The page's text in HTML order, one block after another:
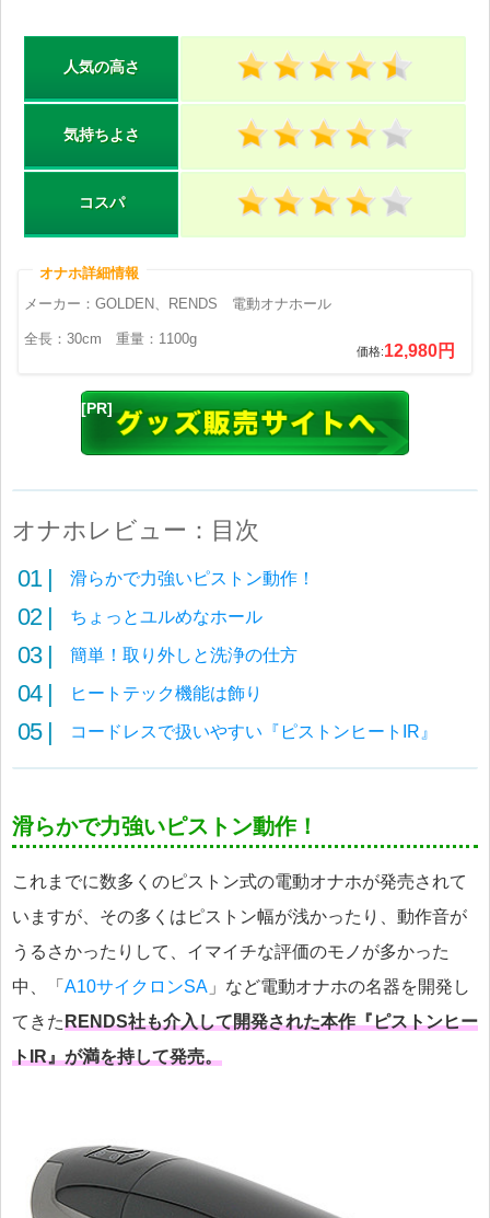
人気の高さ
気持ちよさ
コスパ
メーカー：GOLDEN、RENDS 電動オナホール
全長：30cm 重量：1100g
価格:12,980円
オナホレビュー：目次
滑らかで力強いピストン動作！
ちょっとユルめなホール
簡単！取り外しと洗浄の仕方
ヒートテック機能は飾り
コードレスで扱いやすい『ピストンヒートIR』
滑らかで力強いピストン動作！
これまでに数多くのピストン式の電動オナホが発売されて
いますが、その多くはピストン幅が浅かったり、動作音が
うるさかったりして、イマイチな評価のモノが多かった
中、「 A10サイクロンSA 」など電動オナホの名器を開発し
てきたRENDS社も介入して開発された本作『ピストンヒー
トIR』が満を持して発売。